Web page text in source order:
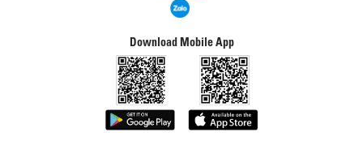
Download Mobile App